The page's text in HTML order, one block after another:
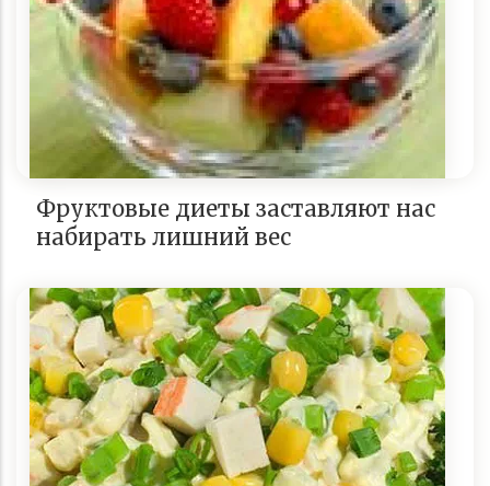
Фруктовые диеты заставляют нас
набирать лишний вес